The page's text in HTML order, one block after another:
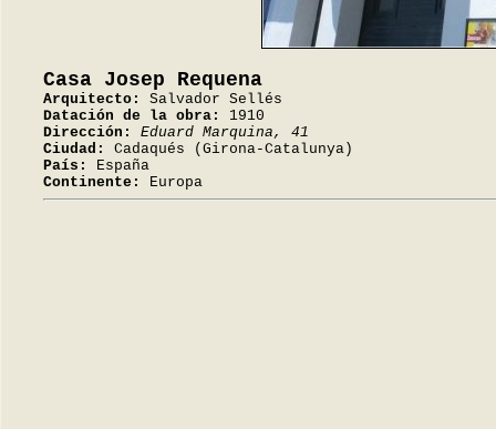
Casa Josep Requena
Arquitecto:
Salvador Sellés
Datación de la obra:
1910
Dirección:
Eduard Marquina, 41
Ciudad:
Cadaqués (Girona-Catalunya)
País:
España
Continente:
Europa